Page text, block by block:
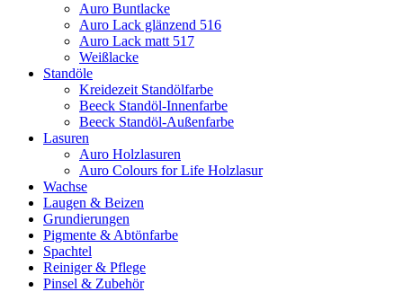
Auro Buntlacke
Auro Lack glänzend 516
Auro Lack matt 517
Weißlacke
Standöle
Kreidezeit Standölfarbe
Beeck Standöl-Innenfarbe
Beeck Standöl-Außenfarbe
Lasuren
Auro Holzlasuren
Auro Colours for Life Holzlasur
Wachse
Laugen & Beizen
Grundierungen
Pigmente & Abtönfarbe
Spachtel
Reiniger & Pflege
Pinsel & Zubehör